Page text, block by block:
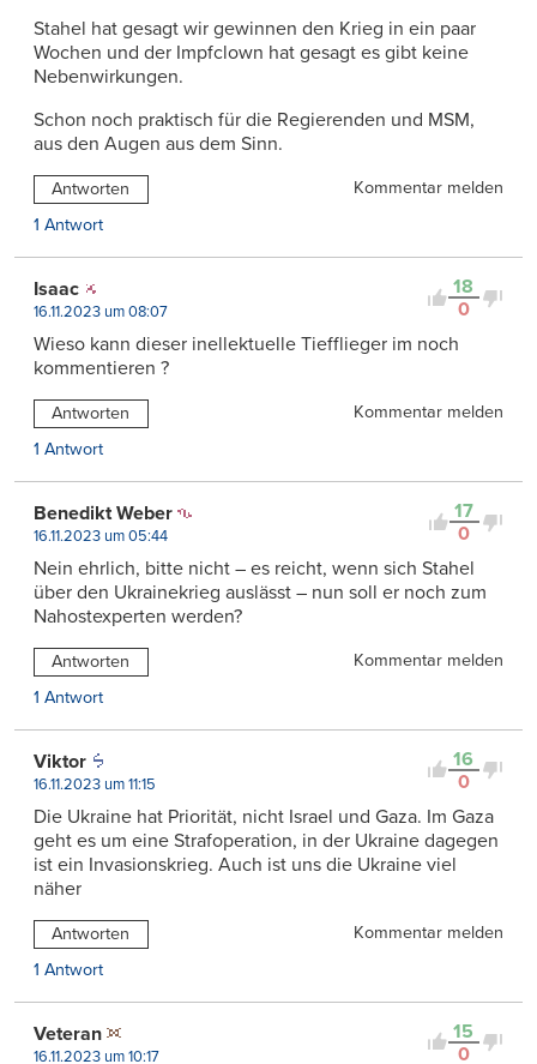
Stahel hat gesagt wir gewinnen den Krieg in ein paar
Wochen und der Impfclown hat gesagt es gibt keine
Nebenwirkungen.
Schon noch praktisch für die Regierenden und MSM,
aus den Augen aus dem Sinn.
Antworten
Kommentar melden
1 Antwort
18
0
Isaac
16.11.2023 um 08:07
Wieso kann dieser inellektuelle Tiefflieger im noch
kommentieren ?
Antworten
Kommentar melden
1 Antwort
17
0
Benedikt Weber
16.11.2023 um 05:44
Nein ehrlich, bitte nicht – es reicht, wenn sich Stahel
über den Ukrainekrieg auslässt – nun soll er noch zum
Nahostexperten werden?
Antworten
Kommentar melden
1 Antwort
16
0
Viktor
16.11.2023 um 11:15
Die Ukraine hat Priorität, nicht Israel und Gaza. Im Gaza
geht es um eine Strafoperation, in der Ukraine dagegen
ist ein Invasionskrieg. Auch ist uns die Ukraine viel
näher
Antworten
Kommentar melden
1 Antwort
15
0
Veteran
16.11.2023 um 10:17